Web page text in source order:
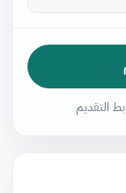
التقديم